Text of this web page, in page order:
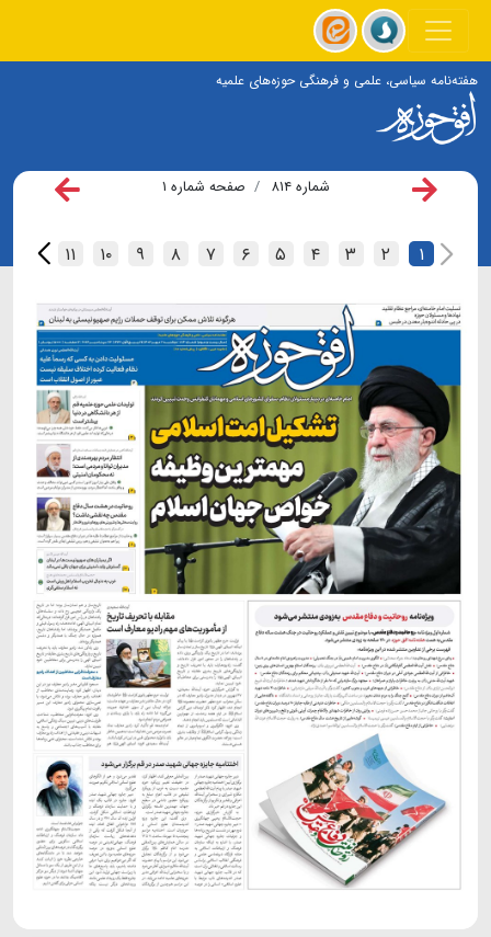
هفته‌نامه سیاسی، علمی و فرهنگی حوزه‌های علمیه
شماره ۸۱۴ صفحه شماره ۱
۱ ۲ ۳ ۴ ۵ ۶ ۷ ۸ ۹ ۱۰ ۱۱ ۱۲